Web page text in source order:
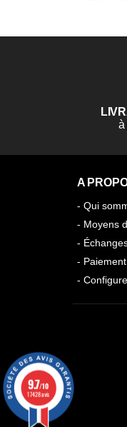
à
A
- Qui
- Moyens
-
-
-
9.7/10
17428 avis